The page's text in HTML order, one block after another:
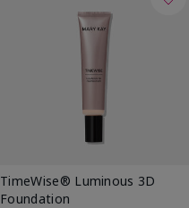
TimeWise® Luminous 3D
Foundation